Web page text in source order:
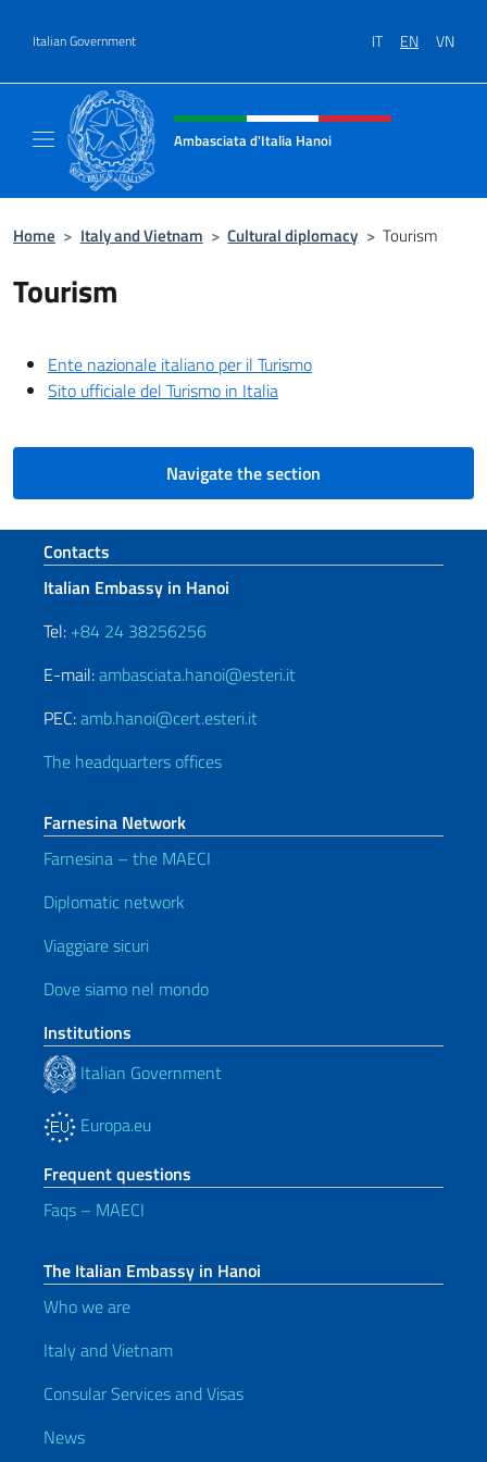
Italian Government IT EN VN
Header, social and menu of site
Ambasciata d'Italia Hanoi
Home > Italy and Vietnam > Cultural diplomacy > Tourism
Tourism
Ente nazionale italiano per il Turismo
Sito ufficiale del Turismo in Italia
Navigate the section
Footer section
Contacts
Italian Embassy in Hanoi
Tel: +84 24 38256256
E-mail:ambasciata.hanoi@esteri.it
PEC:amb.hanoi@cert.esteri.it
The headquarters offices
Farnesina Network
Farnesina – the MAECI
Diplomatic network
Viaggiare sicuri
Dove siamo nel mondo
Institutions
Italian Government
Europa.eu
Frequent questions
Faqs – MAECI
The Italian Embassy in Hanoi
Who we are
Italy and Vietnam
Consular Services and Visas
News